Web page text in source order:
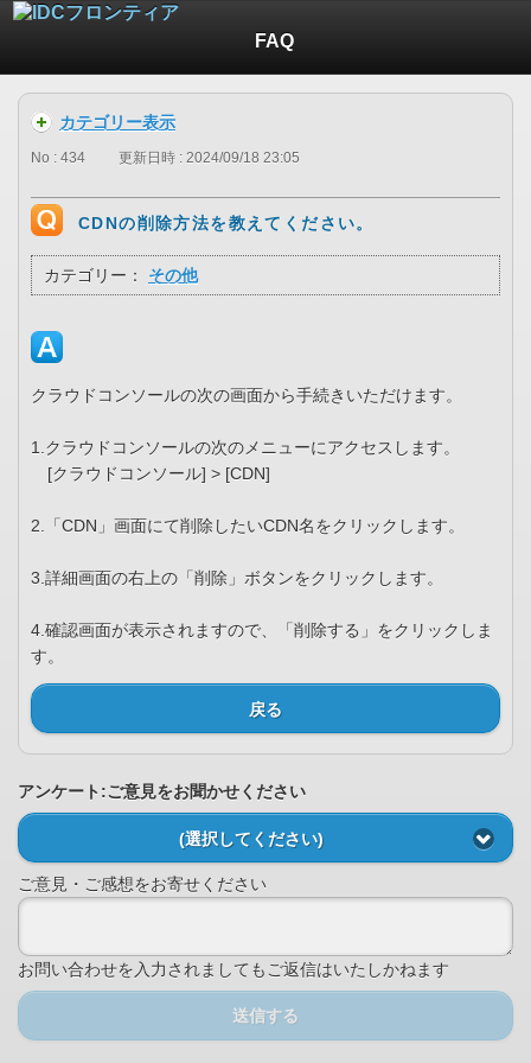
FAQ
カテゴリー表示
No : 434 更新日時 : 2024/09/18 23:05
CDNの削除方法を教えてください。
カテゴリー： その他
クラウドコンソールの次の画面から手続きいただけます。
1.クラウドコンソールの次のメニューにアクセスします。
[クラウドコンソール] > [CDN]
2.「CDN」画面にて削除したいCDN名をクリックします。
3.詳細画面の右上の「削除」ボタンをクリックします。
4.確認画面が表示されますので、「削除する」をクリックしま
す。
戻る
アンケート:ご意見をお聞かせください
(選択してください)
ご意見・ご感想をお寄せください
お問い合わせを入力されましてもご返信はいたしかねます
送信する